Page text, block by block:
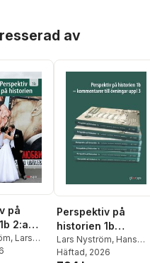
av
på
2:a
, Lars
Nyström
Perspektiv på
historien 1b
Kommentarer till
övningar Gy25
Lars Nyström, Hans
Nyström,Örjan
Häftad, 2026